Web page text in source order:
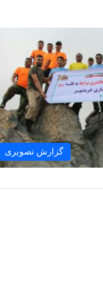
گزارش تصویری